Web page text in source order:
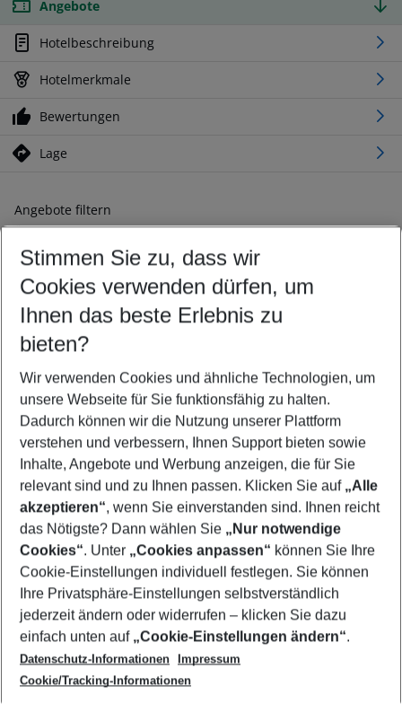
Angebote
Hotelbeschreibung
Hotelmerkmale
Bewertungen
Lage
Angebote filtern
Ändern Sie Ihre Kriterien nach Ihren Wünschen
Abflughafen wählen
Beliebiger Abflughafen
Reisezeitraum wählen
12.08.26– 10.08.27 5-8 Nächte
2 Erwachsene Keine Kinder
Mehr Filter anzeigen
Footer
Footer navigation
Über uns
AGB
Cookie-Einstellungen ändern
Cookie-Richtlinie
Datenschutz
Service & Hilfe
Barrierefreies Reisen
Check-in
Folgen Sie uns
Stimmen Sie zu, dass wir
Cookies verwenden dürfen, um
Ihnen das beste Erlebnis zu
bieten?
Wir verwenden Cookies und ähnliche Technologien, um
unsere Webseite für Sie funktionsfähig zu halten.
Dadurch können wir die Nutzung unserer Plattform
verstehen und verbessern, Ihnen Support bieten sowie
Inhalte, Angebote und Werbung anzeigen, die für Sie
relevant sind und zu Ihnen passen. Klicken Sie auf „Alle
akzeptieren“, wenn Sie einverstanden sind. Ihnen reicht
das Nötigste? Dann wählen Sie „Nur notwendige
Cookies“. Unter „Cookies anpassen“ können Sie Ihre
Cookie-Einstellungen individuell festlegen. Sie können
Ihre Privatsphäre-Einstellungen selbstverständlich
jederzeit ändern oder widerrufen – klicken Sie dazu
einfach unten auf „Cookie-Einstellungen ändern“.
Datenschutz-Informationen
Impressum
Cookie/Tracking-Informationen